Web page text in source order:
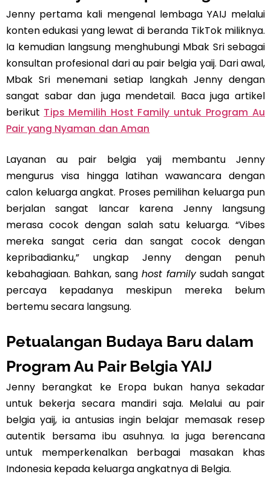
Jenny pertama kali mengenal lembaga YAIJ melalui
konten edukasi yang lewat di beranda TikTok miliknya.
Ia kemudian langsung menghubungi Mbak Sri sebagai
konsultan profesional dari au pair belgia yaij. Dari awal,
Mbak Sri menemani setiap langkah Jenny dengan
sangat sabar dan juga mendetail. Baca juga artikel
berikut Tips Memilih Host Family untuk Program Au
Pair yang Nyaman dan Aman
Layanan au pair belgia yaij membantu Jenny
mengurus visa hingga latihan wawancara dengan
calon keluarga angkat. Proses pemilihan keluarga pun
berjalan sangat lancar karena Jenny langsung
merasa cocok dengan salah satu keluarga. “Vibes
mereka sangat ceria dan sangat cocok dengan
kepribadianku,” ungkap Jenny dengan penuh
kebahagiaan. Bahkan, sang host familysudah sangat
percaya kepadanya meskipun mereka belum
bertemu secara langsung.
Petualangan Budaya Baru dalam
Program Au Pair Belgia YAIJ
Jenny berangkat ke Eropa bukan hanya sekadar
untuk bekerja secara mandiri saja. Melalui au pair
belgia yaij, ia antusias ingin belajar memasak resep
autentik bersama ibu asuhnya. Ia juga berencana
untuk memperkenalkan berbagai masakan khas
Indonesia kepada keluarga angkatnya di Belgia.